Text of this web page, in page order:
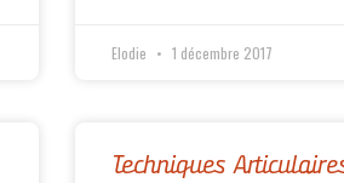
Elodie 1 décembre 2017
Techniques